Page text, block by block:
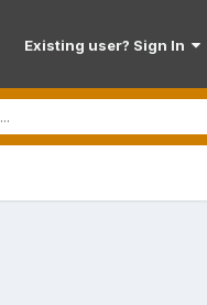
Existing user? Sign In